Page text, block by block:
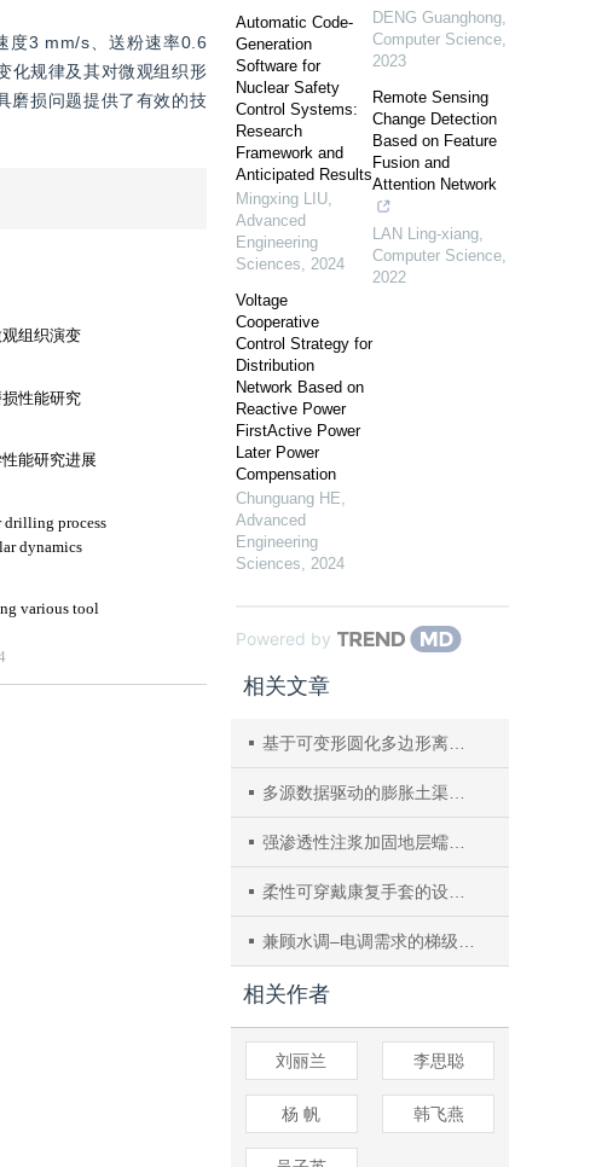
度3 mm/s、送粉速率0.6
化规律及其对微观组织形
磨损问题提供了有效的技
Automatic Code-
Generation
Software for
Nuclear Safety
Control Systems:
Research
Framework and
Anticipated Results
Mingxing LIU,
Advanced
Engineering
Sciences, 2024
Voltage
Cooperative
Control Strategy for
Distribution
Network Based on
Reactive Power
FirstActive Power
Later Power
Compensation
Chunguang HE,
Advanced
Engineering
Sciences, 2024
DENG Guanghong,
Computer Science,
2023
Remote Sensing
Change Detection
Based on Feature
Fusion and
Attention Network
LAN Ling-xiang,
Computer Science,
2022
Powered by
相关文章
基于可变形圆化多边形离散单元法的块体直剪数值试验
多源数据驱动的膨胀土渠道边坡变形及影响因素分析方法
强渗透性注浆加固地层蠕变特性及长期变形预测
柔性可穿戴康复手套的设计和实验
兼顾水调‒电调需求的梯级水光互补调度及影响分析
相关作者
刘丽兰 李思聪
杨 帆 韩飞燕